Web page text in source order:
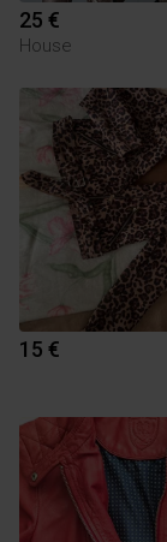
25 €
House
15 €